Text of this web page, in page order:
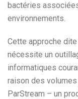
bactéries
environnements.
Cette approche
nécessite un
informatiques
raison des
ParStream – un